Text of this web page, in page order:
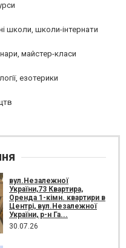
школи, школи-інтернати
майстер-класи
езотерики
вул.Незалежної
України,73 Квартира,
Оренда 1-кімн. квартири в
Центрі, вул.Незалежної
України, р-н Га...
30.07.26